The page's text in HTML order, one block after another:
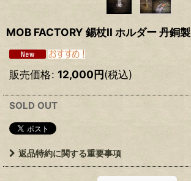
MOB FACTORY 錫杖II ホルダー 丹銅製
販売価格: 12,000円(税込)
SOLD OUT
返品特約に関する重要事項